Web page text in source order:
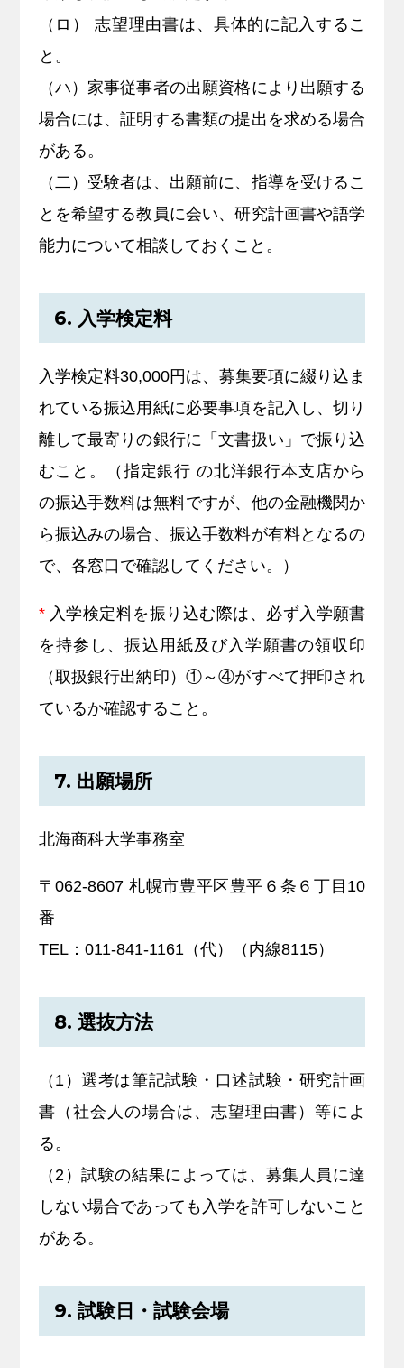
（ロ） 志望理由書は、具体的に記入するこ
と。
（ハ）家事従事者の出願資格により出願する
場合には、証明する書類の提出を求める場合
がある。
（二）受験者は、出願前に、指導を受けるこ
とを希望する教員に会い、研究計画書や語学
能力について相談しておくこと。
6. 入学検定料
入学検定料30,000円は、募集要項に綴り込ま
れている振込用紙に必要事項を記入し、切り
離して最寄りの銀行に「文書扱い」で振り込
むこと。（指定銀行 の北洋銀行本支店から
の振込手数料は無料ですが、他の金融機関か
ら振込みの場合、振込手数料が有料となるの
で、各窓口で確認してください。）
*入学検定料を振り込む際は、必ず入学願書
を持参し、振込用紙及び入学願書の領収印
（取扱銀行出納印）①～④がすべて押印され
ているか確認すること。
7. 出願場所
北海商科大学事務室
〒062-8607 札幌市豊平区豊平６条６丁目10
番
TEL：011-841-1161（代）（内線8115）
8. 選抜方法
（1）選考は筆記試験・口述試験・研究計画
書（社会人の場合は、志望理由書）等によ
る。
（2）試験の結果によっては、募集人員に達
しない場合であっても入学を許可しないこと
がある。
9. 試験日・試験会場